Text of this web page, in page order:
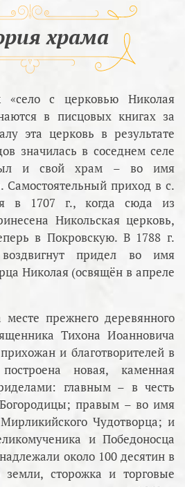
храма
«село с церковью Николая
в писцовых книгах за
эта церковь в результате
значилась в соседнем селе
и свой храм – во имя
приход в с.
в 1707 г., когда сюда из
Никольская церковь,
в Покровскую. В 1788 г.
придел во имя
Николая (освящён в апреле
прежнего деревянного
Тихона Иоанновича
и благотворителей в
новая, каменная
главным – в честь
правым – во имя
Чудотворца; и
и Победоносца
около 100 десятин в
сторожка и торговые